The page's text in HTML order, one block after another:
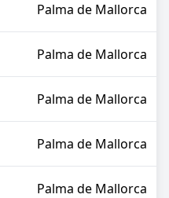
Palma de Mallorca
Palma de Mallorca
Palma de Mallorca
Palma de Mallorca
Palma de Mallorca